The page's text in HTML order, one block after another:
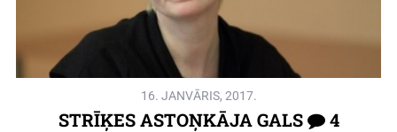
16. JANVĀRIS, 2017.
STRĪĶES ASTOŅKĀJA GALS 4